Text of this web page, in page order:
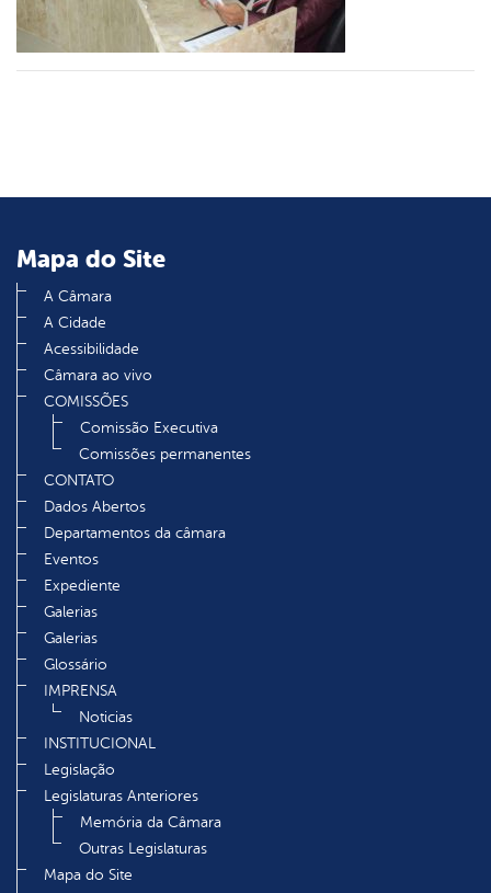
Mapa do Site
A Câmara
A Cidade
Acessibilidade
Câmara ao vivo
COMISSÕES
Comissão Executiva
Comissões permanentes
CONTATO
Dados Abertos
Departamentos da câmara
Eventos
Expediente
Galerias
Galerias
Glossário
IMPRENSA
Noticias
INSTITUCIONAL
Legislação
Legislaturas Anteriores
Memória da Câmara
Outras Legislaturas
Mapa do Site